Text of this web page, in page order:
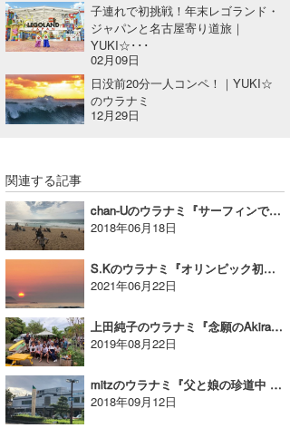
子連れで初挑戦！年末レゴランド・
ジャパンと名古屋寄り道旅｜
YUKI☆･･･
02月09日
日没前20分一人コンペ！｜YUKI☆
のウラナミ
12月29日
関連する記事
chan-Uのウラナミ『サーフィンで救われる命』
2018年06月18日
S.Kのウラナミ『オリンピック初のサーフィン』
2021年06月22日
上田純子のウラナミ『念願のAkira合宿へ！』
2019年08月22日
mitzのウラナミ『父と娘の珍道中 introduction』
2018年09月12日